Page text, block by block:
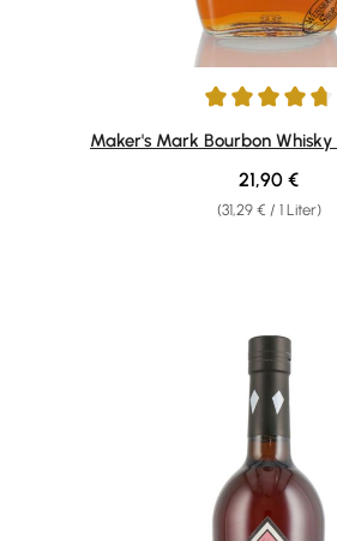
Durchschnittliche Bewertung von
Maker's Mark Bourbon
(31,29 € / 1 Liter)
Regulärer
21,90 €